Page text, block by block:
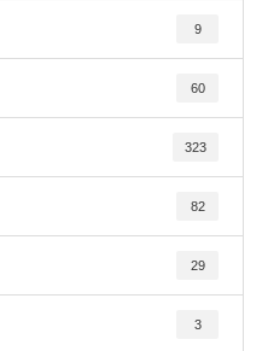
9
60
323
82
29
3